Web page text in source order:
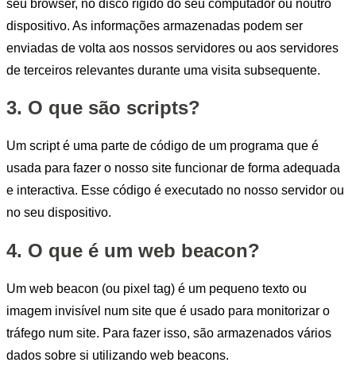
seu browser, no disco rígido do seu computador ou noutro
dispositivo. As informações armazenadas podem ser
enviadas de volta aos nossos servidores ou aos servidores
de terceiros relevantes durante uma visita subsequente.
3. O que são scripts?
Um script é uma parte de código de um programa que é
usada para fazer o nosso site funcionar de forma adequada
e interactiva. Esse código é executado no nosso servidor ou
no seu dispositivo.
4. O que é um web beacon?
Um web beacon (ou pixel tag) é um pequeno texto ou
imagem invisível num site que é usado para monitorizar o
tráfego num site. Para fazer isso, são armazenados vários
dados sobre si utilizando web beacons.